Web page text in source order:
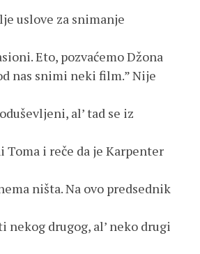
uslove za snimanje
Eto, pozvaćemo Džona
nas snimi neki film.” Nije
al’ tad se iz
Toma i reče da je Karpenter
ništa. Na ovo predsednik
nekog drugog, al’ neko drugi